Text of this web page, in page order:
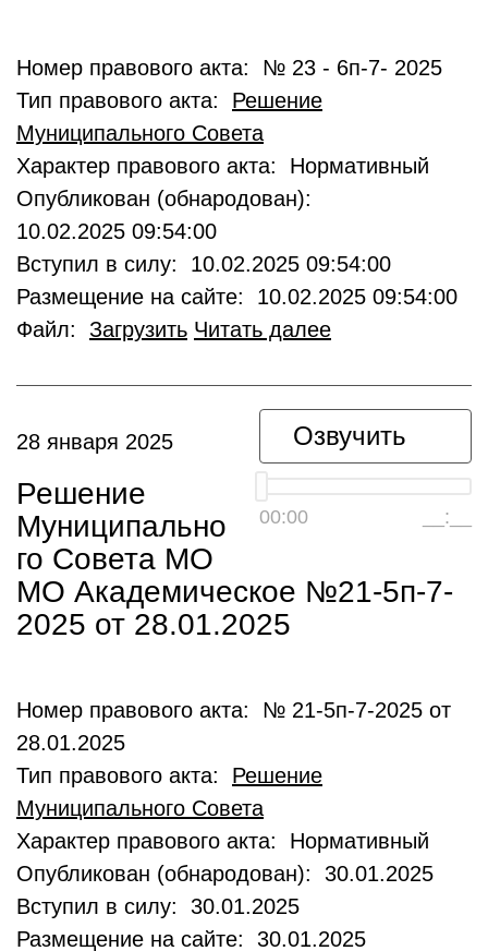
Номер правового акта: № 23 - 6п-7- 2025
Тип правового акта: Решение
Муниципального Совета
Характер правового акта: Нормативный
Опубликован (обнародован):
10.02.2025 09:54:00
Вступил в силу: 10.02.2025 09:54:00
Размещение на сайте: 10.02.2025 09:54:00
Файл: Загрузить Читать далее
Озвучить
00:00 __:__
28 января 2025
Решение
Муниципально
го Совета МО
МО Академическое №21-5п-7-
2025 от 28.01.2025
Номер правового акта: № 21-5п-7-2025 от
28.01.2025
Тип правового акта: Решение
Муниципального Совета
Характер правового акта: Нормативный
Опубликован (обнародован): 30.01.2025
Вступил в силу: 30.01.2025
Размещение на сайте: 30.01.2025